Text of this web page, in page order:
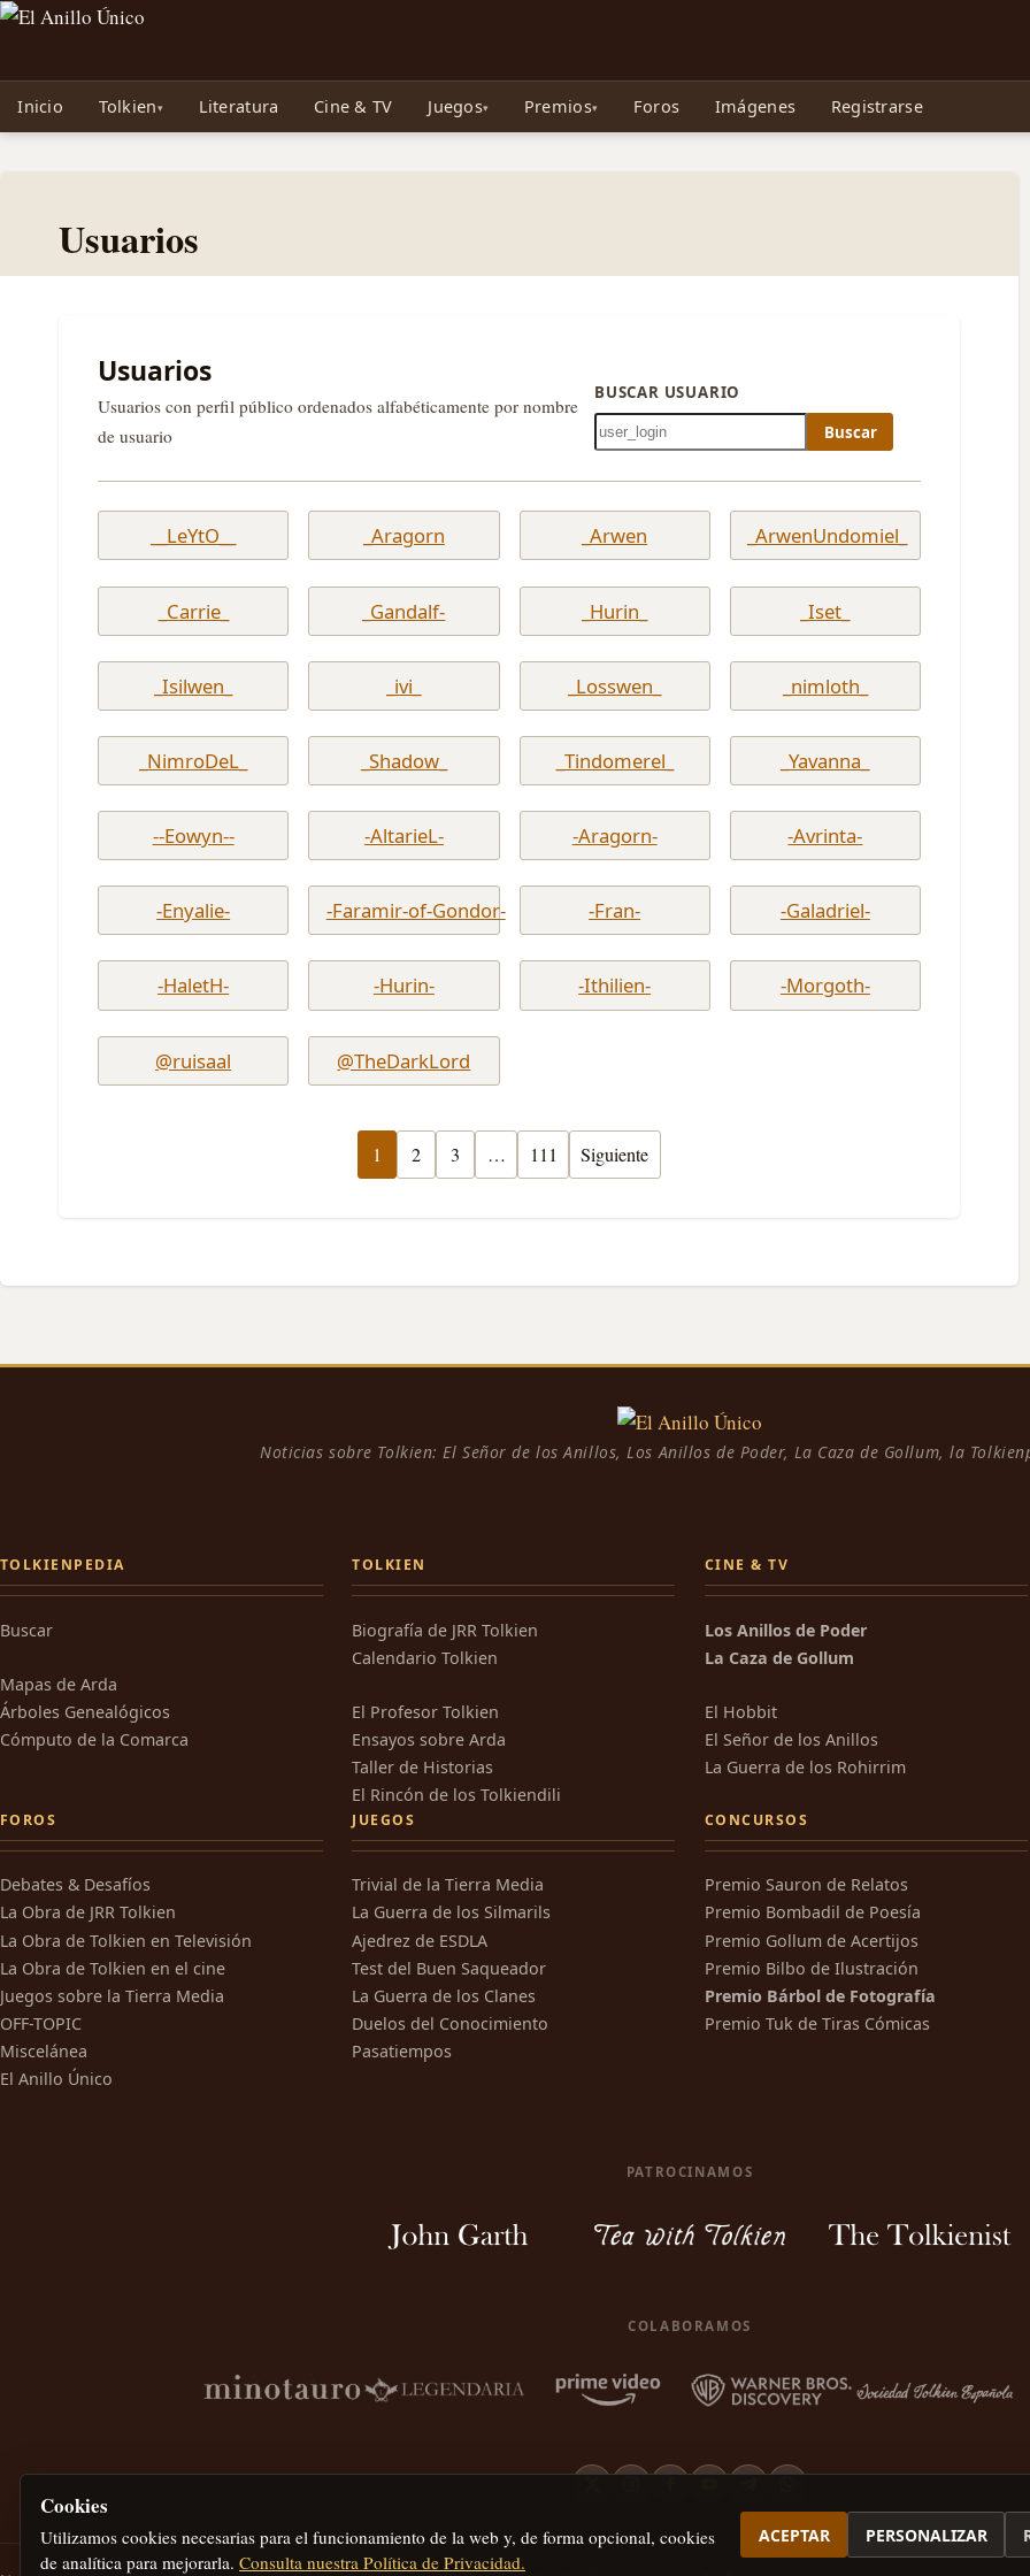
Inicio Tolkien Literatura Cine & TV Juegos Premios Foros Imágenes Registrarse
Usuarios
Usuarios
Usuarios con perfil público ordenados alfabéticamente por nombre
de usuario
BUSCAR USUARIO
Buscar
__LeYtO__ _Aragorn _Arwen _ArwenUndomiel_
_Carrie_ _Gandalf- _Hurin_ _Iset_
_Isilwen_ _ivi_ _Losswen_ _nimloth_
_NimroDeL_ _Shadow_ _Tindomerel_ _Yavanna_
--Eowyn-- -AltarieL- -Aragorn- -Avrinta-
-Enyalie- -Faramir-of-Gondor- -Fran- -Galadriel-
-HaletH- -Hurin- -Ithilien- -Morgoth-
@ruisaal @TheDarkLord
1 2 3 … 111 Siguiente
Noticias sobre Tolkien: El Señor de los Anillos, Los Anillos de Poder, La Caza de Gollum, la
TOLKIENPEDIA
Buscar
Mapas de Arda
Árboles Genealógicos
Cómputo de la Comarca
TOLKIEN
Biografía de JRR Tolkien
Calendario Tolkien
El Profesor Tolkien
Ensayos sobre Arda
Taller de Historias
El Rincón de los Tolkiendili
CINE & TV
Los Anillos de Poder
La Caza de Gollum
El Hobbit
El Señor de los Anillos
La Guerra de los Rohirrim
FOROS
Debates & Desafíos
La Obra de JRR Tolkien
La Obra de Tolkien en Televisión
La Obra de Tolkien en el cine
Juegos sobre la Tierra Media
OFF-TOPIC
Miscelánea
El Anillo Único
JUEGOS
Trivial de la Tierra Media
La Guerra de los Silmarils
Ajedrez de ESDLA
Test del Buen Saqueador
La Guerra de los Clanes
Duelos del Conocimiento
Pasatiempos
CONCURSOS
Premio Sauron de Relatos
Premio Bombadil de Poesía
Premio Gollum de Acertijos
Premio Bilbo de Ilustración
Premio Bárbol de Fotografía
Premio Tuk de Tiras Cómicas
PATROCINAMOS
COLABORAMOS
Cookies
Utilizamos cookies necesarias para el funcionamiento de la web y, de forma opcional, cookies
de analítica para mejorarla. Consulta nuestra Política de Privacidad.
ACEPTAR PERSONALIZAR